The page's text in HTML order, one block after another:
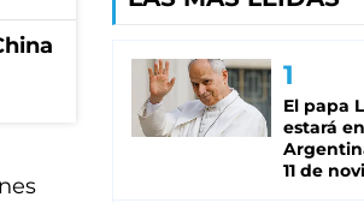
El papa
estará
11 de